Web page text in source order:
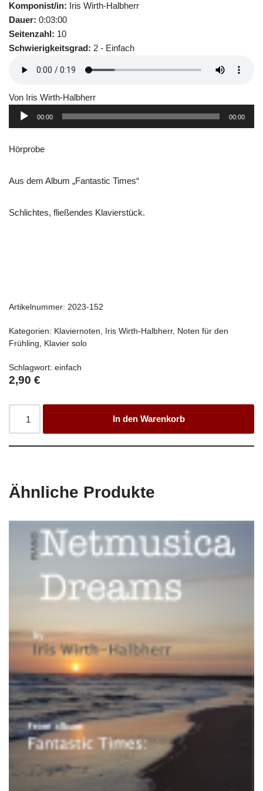
Komponist/in: Iris Wirth-Halbherr
Dauer: 0:03:00
Seitenzahl: 10
Schwierigkeitsgrad: 2 - Einfach
Von Iris Wirth-Halbherr
Audio-
00:00 00:00
Hörprobe
Aus dem Album „Fantastic Times“
Schlichtes, fließendes Klavierstück.
Artikelnummer: 2023-152
Kategorien: Klaviernoten, Iris Wirth-Halbherr, Noten für den
Frühling, Klavier solo
Schlagwort: einfach
2,90 €
In den Warenkorb
Ähnliche Produkte